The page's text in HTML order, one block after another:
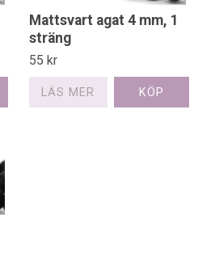
Mattsvart agat 4 mm, 1
sträng
55 kr
LÄS MER